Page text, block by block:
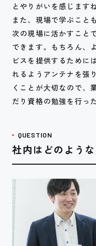
とやりがいを感じますね
また、現場で学ぶこと
次の現場に活かすこと
できます。もちろん、
ビスを提供するために
れるようアンテナを張
くことが大切なので、
だり資格の勉強を行っ
QUESTION
社内はどのよう